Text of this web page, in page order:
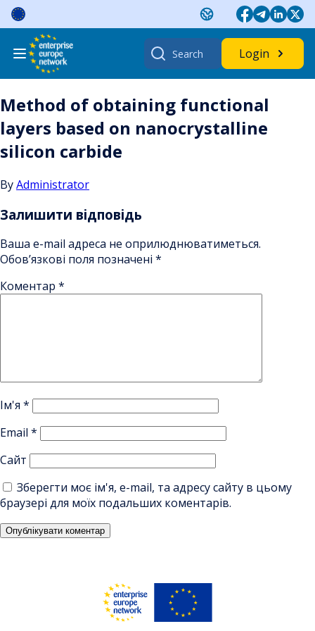
Skip
content
Search
for:
Login
Method of obtaining functional
layers based on nanocrystalline
silicon carbide
ByAdministrator
Залишити відповідь
Ваша e-mail адреса не оприлюднюватиметься.
Обов’язкові поля позначені *
Коментар *
Ім'я *
Email *
Сайт
Зберегти моє ім'я, e-mail, та адресу сайту в цьому
браузері для моїх подальших коментарів.